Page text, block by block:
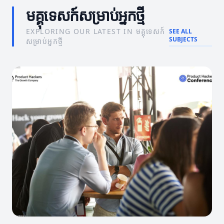
មគ្គុទេសក៍សម្រាប់អ្នកថ្មី
EXPLORING OUR LATEST IN មគ្គុទេសក៍
សម្រាប់អ្នកថ្មី
SEE ALL
SUBJECTS